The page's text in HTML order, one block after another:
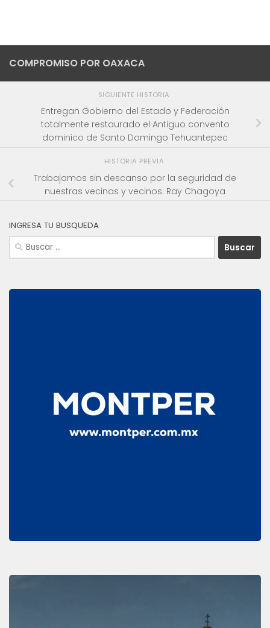
COMPROMISO POR OAXACA
SIGUIENTE HISTORIA
Entregan Gobierno del Estado y Federación
totalmente restaurado el Antiguo convento
dominico de Santo Domingo Tehuantepec
HISTORIA PREVIA
Trabajamos sin descanso por la seguridad de
nuestras vecinas y vecinos: Ray Chagoya
INGRESA TU BUSQUEDA
Buscar: